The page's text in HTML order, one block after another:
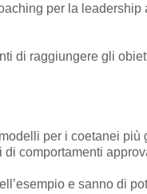
per la
di raggiungere gli
per i coetanei
comportamenti
e sanno di